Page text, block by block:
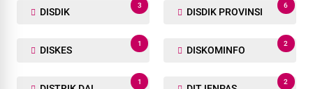
DISDIK
3
DISDIK PROVINSI
6
DISKES
1
DISKOMINFO
2
1 2